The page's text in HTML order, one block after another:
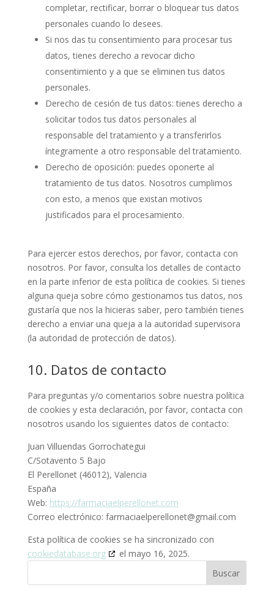
completar, rectificar, borrar o bloquear tus datos
personales cuando lo desees.
Si nos das tu consentimiento para procesar tus
datos, tienes derecho a revocar dicho
consentimiento y a que se eliminen tus datos
personales.
Derecho de cesión de tus datos: tienes derecho a
solicitar todos tus datos personales al
responsable del tratamiento y a transferirlos
íntegramente a otro responsable del tratamiento.
Derecho de oposición: puedes oponerte al
tratamiento de tus datos. Nosotros cumplimos
con esto, a menos que existan motivos
justificados para el procesamiento.
Para ejercer estos derechos, por favor, contacta con
nosotros. Por favor, consulta los detalles de contacto
en la parte inferior de esta política de cookies. Si tienes
alguna queja sobre cómo gestionamos tus datos, nos
gustaría que nos la hicieras saber, pero también tienes
derecho a enviar una queja a la autoridad supervisora
(la autoridad de protección de datos).
10. Datos de contacto
Para preguntas y/o comentarios sobre nuestra política
de cookies y esta declaración, por favor, contacta con
nosotros usando los siguientes datos de contacto:
Juan Villuendas Gorrochategui
C/Sotavento 5 Bajo
El Perellonet (46012), Valencia
España
Web: https://farmaciaelperellonet.com
Correo electrónico: farmaciaelperellonet@gmail.com
Esta política de cookies se ha sincronizado con
cookiedatabase.org
el mayo 16, 2025.
Buscar